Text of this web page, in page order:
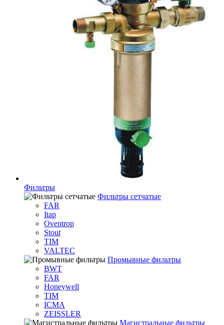
Фильтры
Фильтры сетчатые
FAR
Itap
Oventrop
Stout
TIM
VALTEC
Промывные фильтры
BWT
FAR
Honeywell
TIM
ICMA
ZEISSLER
Магистральные фильтры